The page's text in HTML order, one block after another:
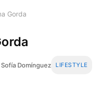
Gorda
Sofía Domínguez LIFESTYLE